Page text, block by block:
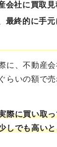
会社に買取
最終的に手
に、不動産
らいの額で
際に買い取
しでも高い